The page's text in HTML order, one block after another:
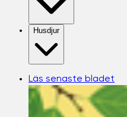
Husdjur
Läs senaste bladet